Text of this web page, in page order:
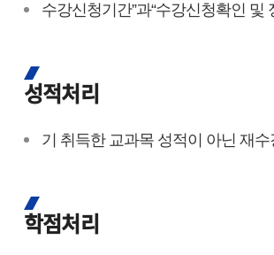
수강신청기간”과“수강신청확인 및
성적처리
기 취득한 교과목 성적이 아닌 재
학점처리